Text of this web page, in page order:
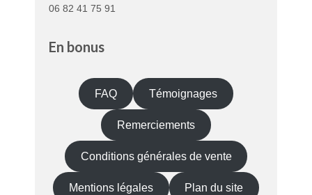
06 82 41 75 91
En bonus
FAQ Témoignages
Remerciements
Conditions générales de vente
Mentions légales Plan du site